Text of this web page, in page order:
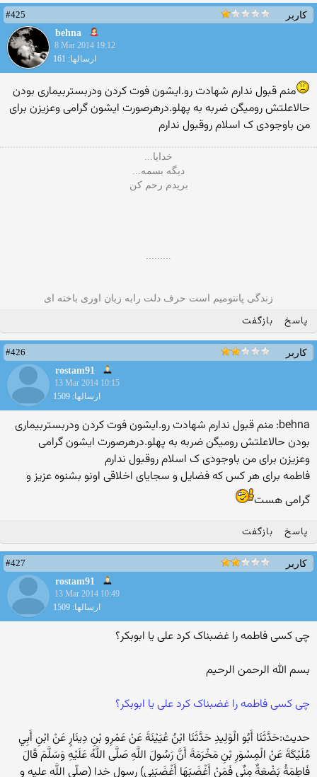
کاربر
#425
behna
8 Mar 2014 19:12
ارسالها: 161
منم قبول ندارم شهادت رو.ایشون فوت کردن ودربستربیماری بودن
حالاعلتش رومیگن ضربه به پهلو.درهرصورت ایشون گرامی وعزیزن برای
من باوجودی ک اسلام روقبول ندارم
خدایا...
دیگه بسمه...
بریدم رحم کن
.........
زندگی پانتومیم است حرف دلت رابه زبان اوری باخته ای
پاسخ بازگفت
کاربر
#426
rostam91
13 Mar 2014 10:15
ارسالها: 1509
behna: منم قبول ندارم شهادت رو.ایشون فوت کردن ودربستربیماری
بودن حالاعلتش رومیگن ضربه به پهلو.درهرصورت ایشون گرامی
وعزیزن برای من باوجودی ک اسلام روقبول ندارم
فاطمه برای هر کس که فضایل و سجایای اخلاقی اونو بشنوه عزیز و
گرامی هست
پاسخ بازگفت
کاربر
#427
rostam91
13 Mar 2014 10:49
ارسالها: 1509
چی کسی فاطمه را غضبناک کرد علی یا ابوبکر؟
بسم الله الرحمن الرحیم
چی کسی فاطمه را غضبناک کرد علی یا ابوبکر؟
حدیث:حَدَّثَنَا أَبُو الْوَلِيدِ حَدَّثَنَا ابْنُ عُيَيْنَةَ عَنْ عَمْرِو بْنِ دِينَارٍ عَنْ ابْنِ أَبِي
مُلَيْكَةَ عَنْ الْمِسْوَرِ بْنِ مَخْرَمَةَ أَنَّ رَسُولَ اللَّهِ صَلَّى اللَّهُ عَلَيْهِ وَسَلَّمَ قَالَ
فَاطِمَةُ بَضْعَةٌ مِنِّي فَمَنْ أَغْضَبَهَا أَغْضَبَنِي) رسول خدا (صلّى اللَّه عليه و